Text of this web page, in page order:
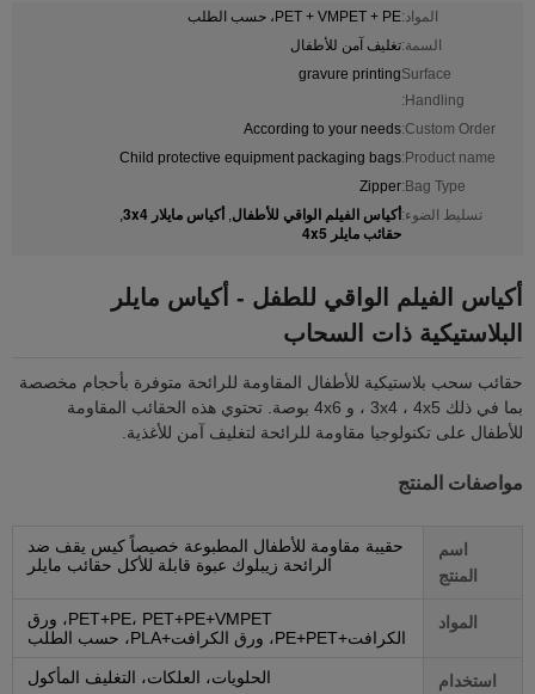
المواد:PET + VMPET + PE، حسب الطلب
السمة:تغليف آمن للأطفال
Surface
Handling:
gravure printing
Custom Order:
According to your needs
Product name:
Child protective equipment packaging bags
Bag Type:
Zipper
تسليط الضوء:أكياس الفيلم الواقي للأطفال, أكياس مايلار 3x4 ,
حقائب مايلر 4x5
أكياس الفيلم الواقي للطفل - أكياس مايلر
البلاستيكية ذات السحاب
حقائب سحب بلاستيكية للأطفال المقاومة للرائحة متوفرة بأحجام مخصصة
بما في ذلك 3x4 ، 4x5 ، و 4x6 بوصة. تحتوي هذه الحقائب المقاومة
للأطفال على تكنولوجيا مقاومة للرائحة لتغليف آمن للأغذية.
مواصفات المنتج
اسم
المنتج
حقيبة مقاومة للأطفال المطبوعة خصيصاً كيس يقف ضد
الرائحة زيبلوك عبوة قابلة للأكل حقائب مايلر
المواد
PET+PE، PET+PE+VMPET، ورق
الكرافت+PE+PET، ورق الكرافت+PLA، حسب الطلب
استخدام الحلويات، العلكات، التغليف المأكول